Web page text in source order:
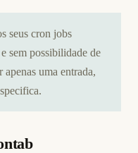
seus cron jobs
sem possibilidade de
apenas uma entrada,